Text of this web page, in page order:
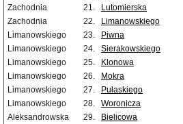
Zachodnia
21. Lutomierska
Zachodnia
22. Limanowskiego
Limanowskiego
23. Piwna
Limanowskiego
24. Sierakowskiego
Limanowskiego
25. Klonowa
Limanowskiego
26. Mokra
Limanowskiego
27. Pułaskiego
Limanowskiego
28. Woronicza
Aleksandrowska
29. Bielicowa